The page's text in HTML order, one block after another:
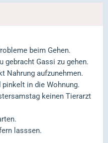
beim Gehen.
gebracht Gassi zu gehen.
Nahrung aufzunehmen.
in die Wohnung.
keinen Tierarzt
lasssen.